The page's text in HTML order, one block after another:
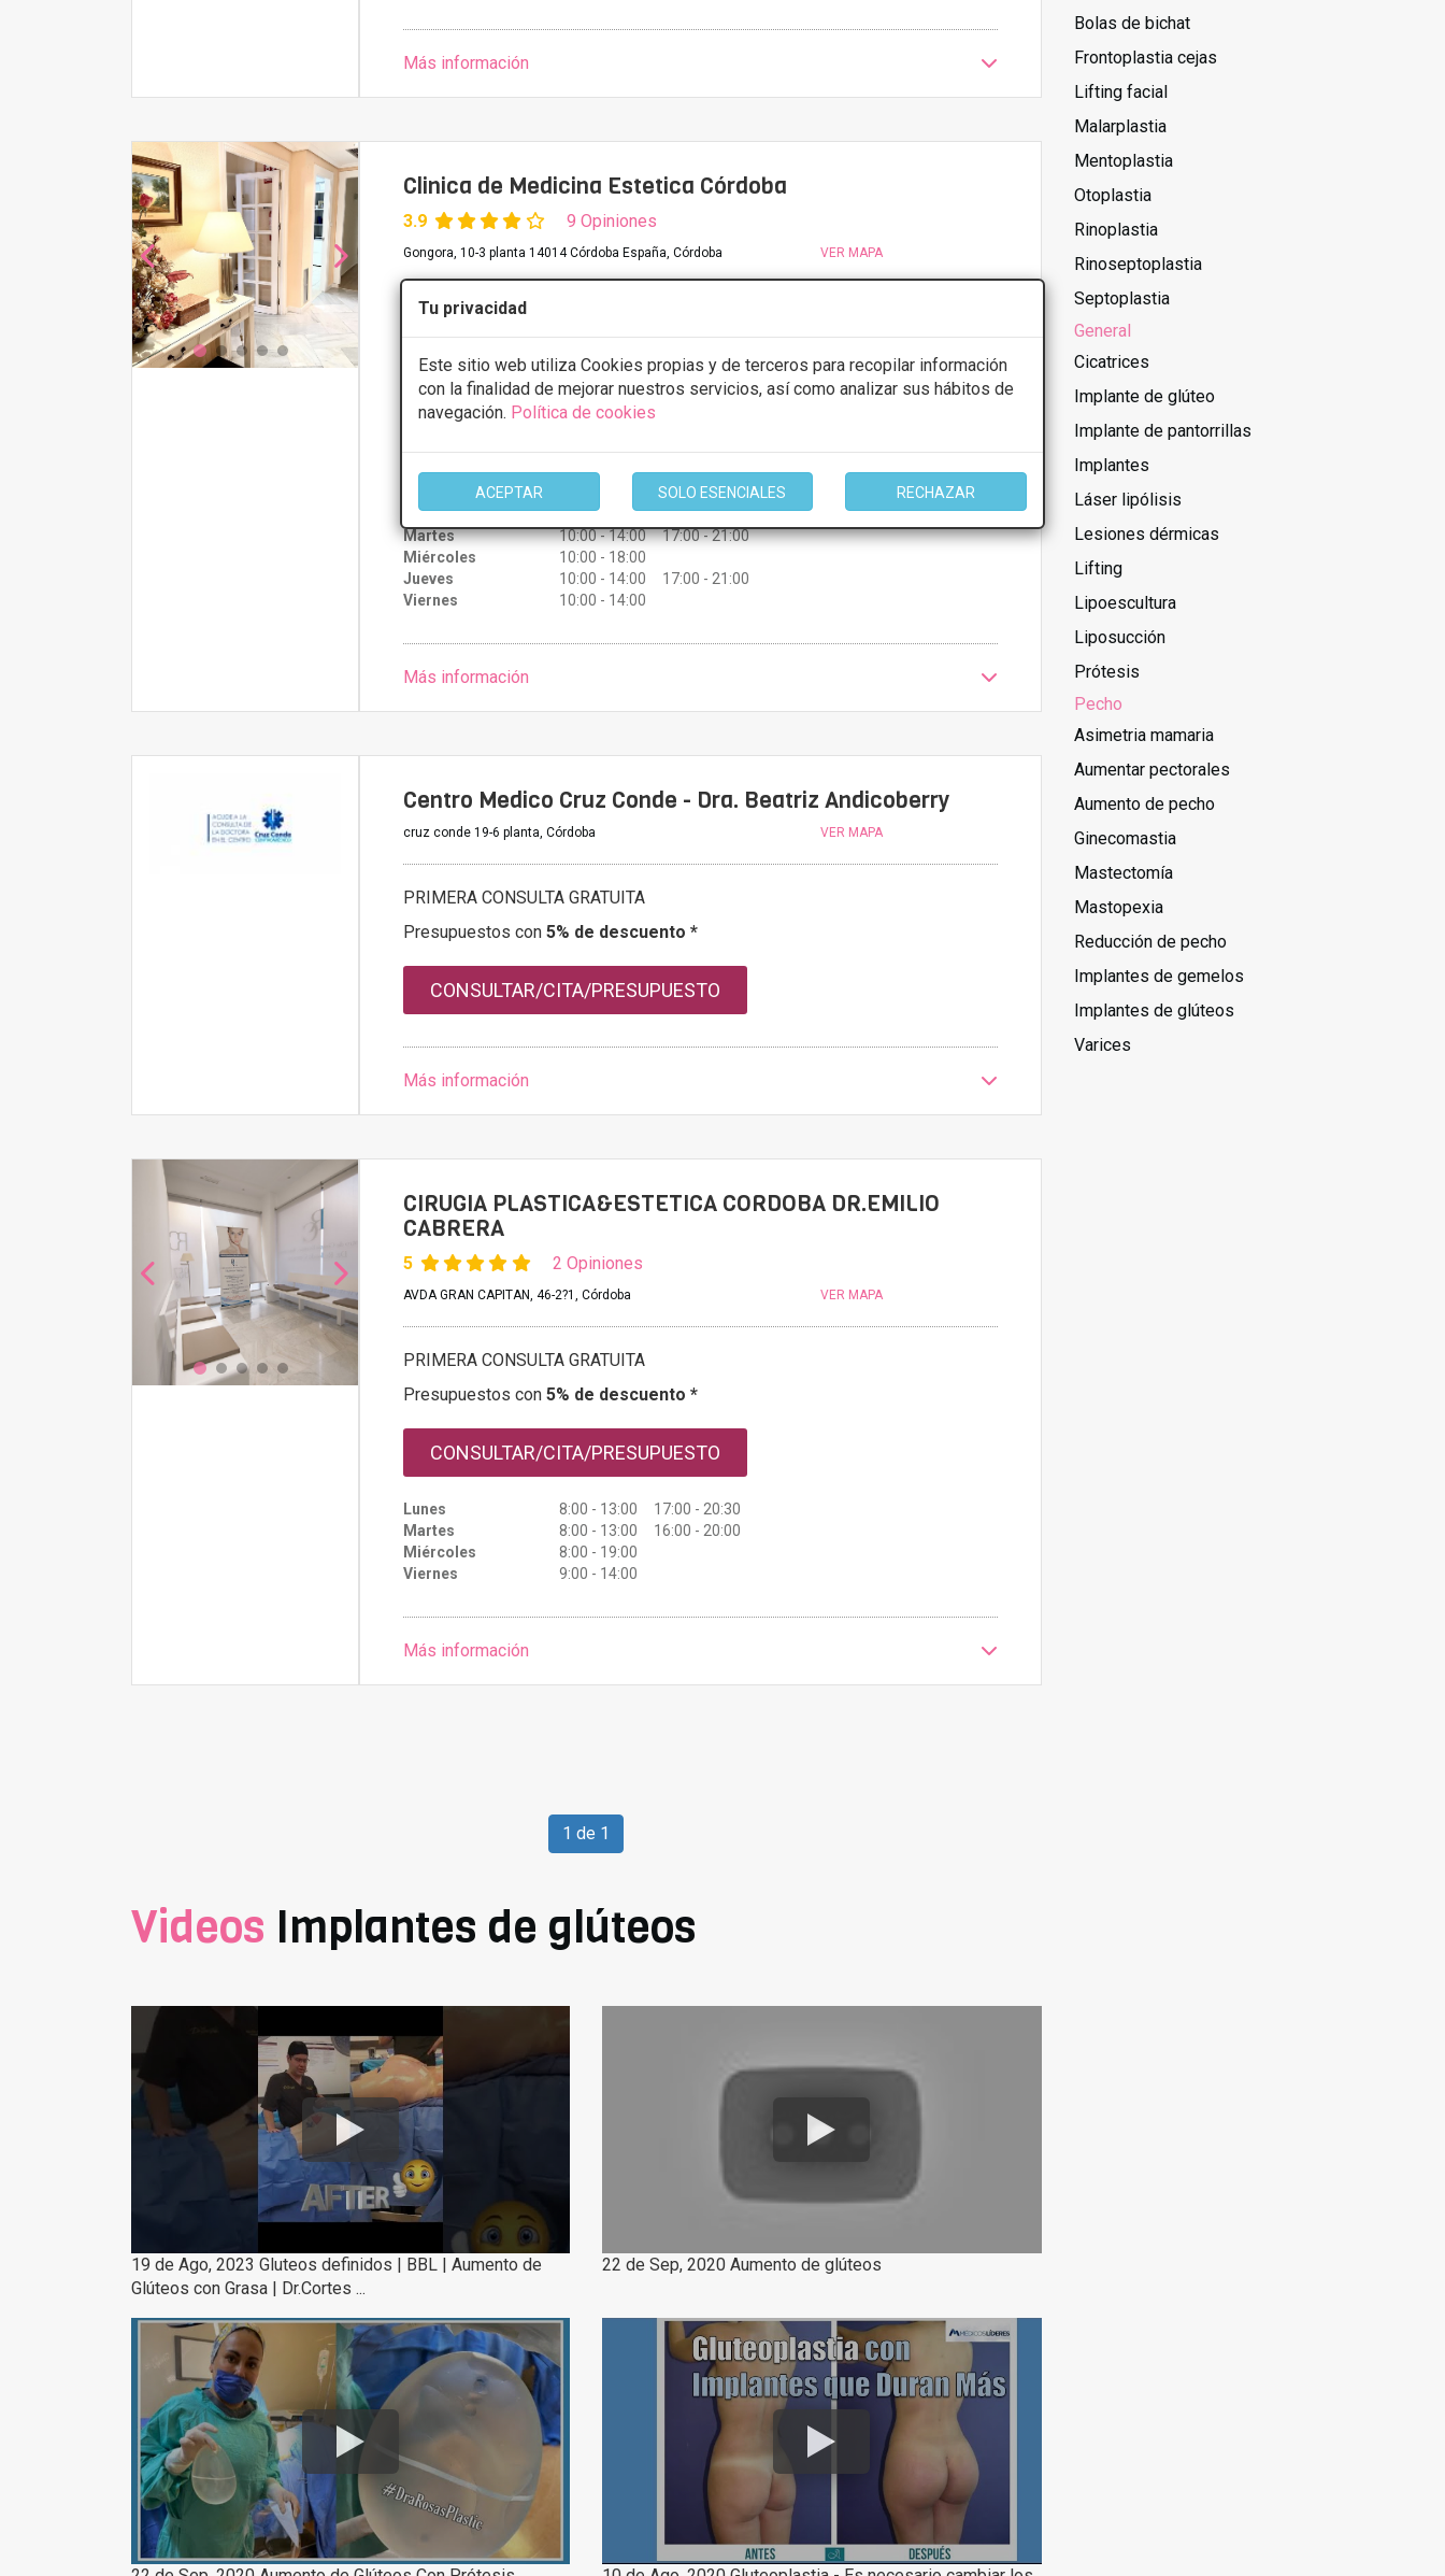
Tu privacidad
Este sitio web utiliza Cookies propias y de terceros para recopilar información
con la finalidad de mejorar nuestros servicios, así como analizar sus hábitos de
navegación. Política de cookies
ACEPTAR SOLO ESENCIALES RECHAZAR
Más información
Clinica de Medicina Estetica Córdoba
3.9 9 Opiniones
Gongora, 10-3 planta 14014 Córdoba España, Córdoba VER MAPA
PRIMERA CONSULTA GRATUITA
Implantes de gemelos
4000€
Implantes de glúteos
4000€
CONSULTAR/CITA/PRESUPUESTO
Lunes
10:00 - 18:00
Martes
10:00 - 14:00 17:00 - 21:00
Miércoles
10:00 - 18:00
Jueves
10:00 - 14:00 17:00 - 21:00
Viernes
10:00 - 14:00
Más información
Centro Medico Cruz Conde - Dra. Beatriz Andicoberry
cruz conde 19-6 planta, Córdoba VER MAPA
PRIMERA CONSULTA GRATUITA
Presupuestos con 5% de descuento *
CONSULTAR/CITA/PRESUPUESTO
Más información
CIRUGIA PLASTICA&ESTETICA CORDOBA DR.EMILIO
CABRERA
5 2 Opiniones
AVDA GRAN CAPITAN, 46-2?1, Córdoba VER MAPA
PRIMERA CONSULTA GRATUITA
Presupuestos con 5% de descuento *
CONSULTAR/CITA/PRESUPUESTO
Lunes
8:00 - 13:00 17:00 - 20:30
Martes
8:00 - 13:00 16:00 - 20:00
Miércoles
8:00 - 19:00
Viernes
9:00 - 14:00
Más información
1 de 1
Videos Implantes de glúteos
19 de Ago, 2023 Gluteos definidos | BBL | Aumento de
Glúteos con Grasa | Dr.Cortes ...
22 de Sep, 2020 Aumento de glúteos
Bolas de bichat
Frontoplastia cejas
Lifting facial
Malarplastia
Mentoplastia
Otoplastia
Rinoplastia
Rinoseptoplastia
Septoplastia
General
Cicatrices
Implante de glúteo
Implante de pantorrillas
Implantes
Láser lipólisis
Lesiones dérmicas
Lifting
Lipoescultura
Liposucción
Prótesis
Pecho
Asimetria mamaria
Aumentar pectorales
Aumento de pecho
Ginecomastia
Mastectomía
Mastopexia
Reducción de pecho
Implantes de gemelos
Implantes de glúteos
Varices